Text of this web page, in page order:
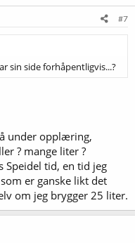
#7
sin side forhåpentligvis...?
under opplæring,
? mange liter ?
Speidel tid, en tid jeg
er ganske likt det
om jeg brygger 25 liter.